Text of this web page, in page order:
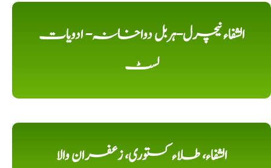
الشفاء نیچرل-ہربل دواخانہ- ادویات
لسٹ
الشفاء، طلاء کستوری، زعفران والا